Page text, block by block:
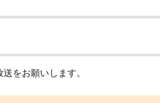
をお願いします。